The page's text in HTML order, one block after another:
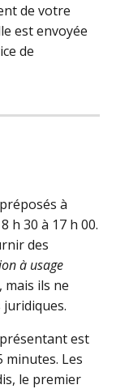
de votre
est envoyée
de
à
h 30 à 17 h 00.
des
à usage
, mais ils ne
est
minutes. Les
le premier